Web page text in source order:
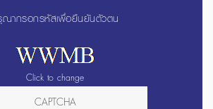
ณากรอกรหัสเพื่อยืนยันตัวตน
Click to change